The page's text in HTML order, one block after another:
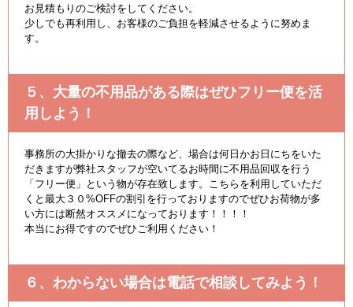
お見積もりのご検討をしてください。
少しでも再利用し、お客様のご負担を軽減させるように努めま
す。
５、大量の不用品がある際はぜひフリー便を活
用しよう！
事務所の大掛かりな撤去の際など、場合は何日かお日にちをいた
だきますが弊社スタッフが空いてるお時間に不用品回収を行う
「フリー便」という物が存在致します。こちらを利用していただ
くと最大３０%OFFの割引を行っておりますのでぜひお荷物が多
い方には断然オススメになっております！！！！
本当にお得ですのでぜひご利用ください！
６、わからない場合は電話で相談してみよう！